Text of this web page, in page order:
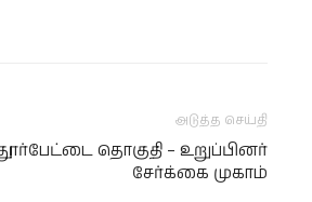
அடுத்த செய்தி
தொகுதி – உறுப்பினர்
சேர்க்கை முகாம்